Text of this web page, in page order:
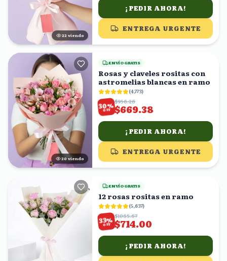
21 viendo
¡PEDIR AHORA!
ENTREGA URGENTE
21 viendo
ENVÍO GRATIS
Rosas y claveles rositas con
astromelias blancas en ramo
(4,773)
30%
OFF
$956.26
$669.38
¡PEDIR AHORA!
ENTREGA URGENTE
ENVÍO GRATIS
12 rosas rositas en ramo
(5,637)
33%
OFF
$1065.67
$714.00
¡PEDIR AHORA!